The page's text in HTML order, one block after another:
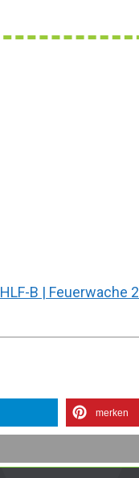
HLF-B | Feuerwache 2
merken